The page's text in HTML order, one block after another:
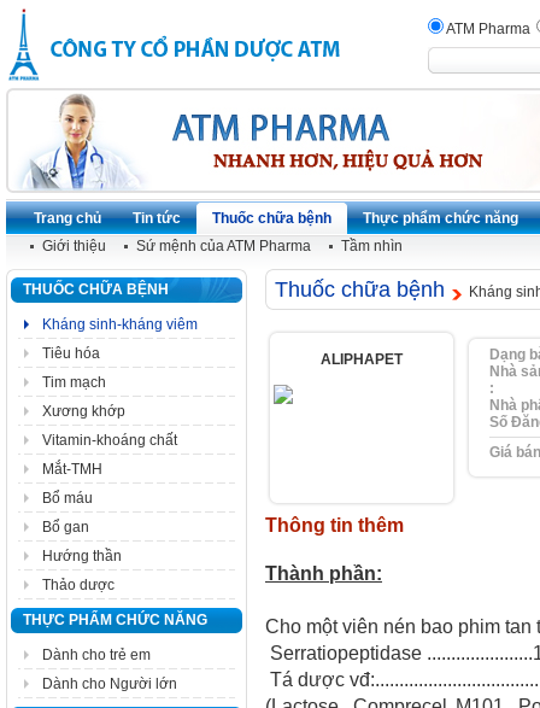
ATM Pharma
Trang chủ Tin tức Thuốc chữa bệnh
Thực phẩm chức năng
Giới thiệu
Sứ mệnh của ATM Pharma Tầm nhìn
THUỐC CHỮA BỆNH
Kháng sinh-kháng viêm
Tiêu hóa
Tim mạch
Xương khớp
Vitamin-khoáng chất
Mắt-TMH
Bổ máu
Bổ gan
Hướng thần
Thảo dược
THỰC PHẨM CHỨC NĂNG
Dành cho trẻ em
Dành cho Người lớn
Thuốc chữa bệnh Kháng
ALIPHAPET
Dạng
Nhà
:
Nhà
Số
Giá
Thông tin thêm
Thành phần:
Cho một viên nén bao phim tan
Serratiopeptidase
Tá dược